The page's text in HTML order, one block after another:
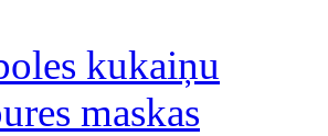
kukaiņu
maskas